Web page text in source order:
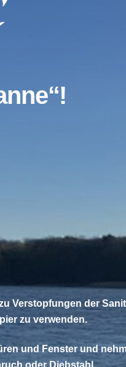
Verstopfungen der
zu verwenden.
und Fenster und